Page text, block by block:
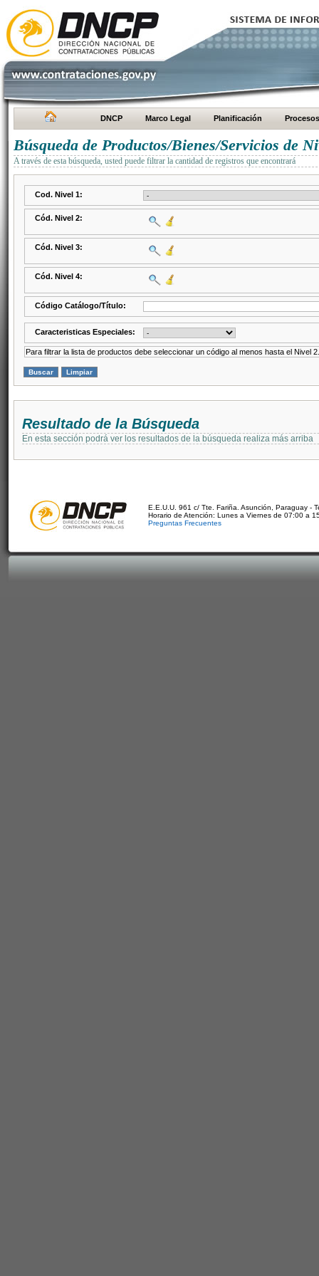
DNCP Marco Legal Planificación Procesos
Búsqueda de Productos/Bienes/Servicios de
A través de esta búsqueda, usted puede filtrar la cantidad de registros que encontrará
Cod. Nivel 1:
Cód. Nivel 2:
Cód. Nivel 3:
Cód. Nivel 4:
Código Catálogo/Título:
Caracteristicas Especiales:
Para filtrar la lista de productos debe seleccionar un código al menos hasta el Nivel 2.
Resultado de la Búsqueda
En esta sección podrá ver los resultados de la búsqueda realiza más arriba
E.E.U.U. 961 c/ Tte. Fariña. Asunción, Paraguay -
Horario de Atención: Lunes a Viernes de 07:00 a
Preguntas Frecuentes